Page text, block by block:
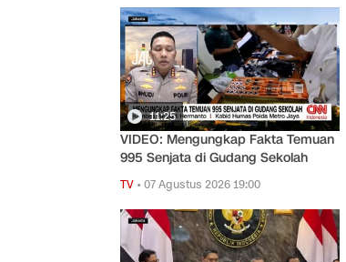
11:25
VIDEO: Mengungkap Fakta Temuan
995 Senjata di Gudang Sekolah
TV •07 Agustus 2026 19:00